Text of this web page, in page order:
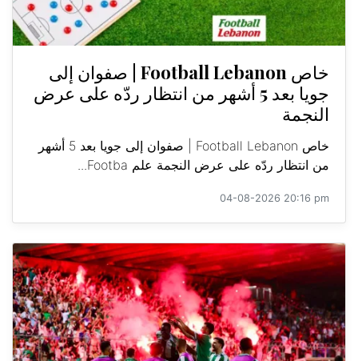
خاص Football Lebanon | صفوان إلى
جويا بعد 5 أشهر من انتظار ردّه على عرض
النجمة
خاص Football Lebanon | صفوان إلى جويا بعد 5 أشهر
من انتظار ردّه على عرض النجمة علم Footba...
04-08-2026 20:16 pm